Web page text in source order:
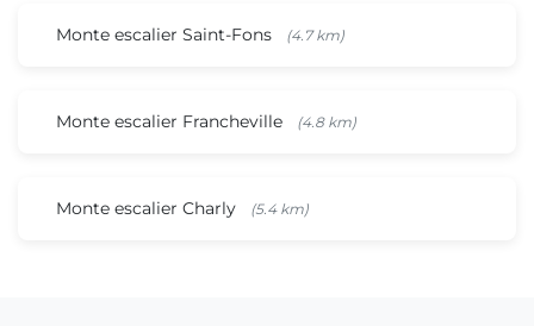
Monte escalier Saint-Fons (4.7 km)
Monte escalier Francheville (4.8 km)
Monte escalier Charly (5.4 km)